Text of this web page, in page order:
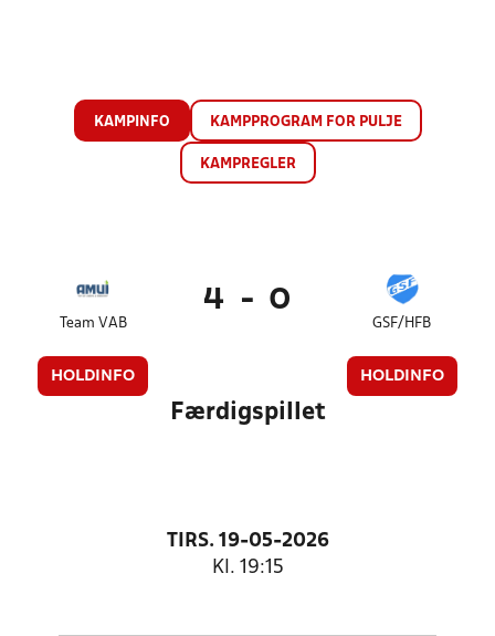
KAMPINFO KAMPPROGRAM FOR PULJE
KAMPREGLER
Team VAB
HOLDINFO
4 - 0
GSF/HFB
HOLDINFO
Færdigspillet
TIRS. 19-05-2026
Kl. 19:15